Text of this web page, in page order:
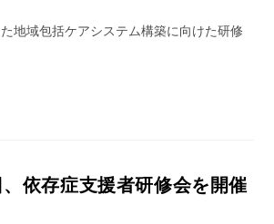
地域包括ケアシステム構築に向けた研修
依存症支援者研修会を開催